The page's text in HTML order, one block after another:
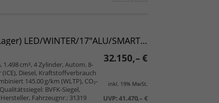
Verso TEAMPLAYER L2 1.5 D-4D 96 kW AT 7-Sitzer (Lager) LED/WINTER/17"ALU/SMART/PRIVACY/2ZK/5JGARANTIE/UVM.
32.150,– €
inkl. 19% MwSt.
UVP:41.470,– €
1.498 cm³, 4 Zylinder, Autom. 8-
Diesel, Kraftstoffverbrauch
145.00 g/km (WLTP), CO₂-
BVFK-Siegel,
Fahrzeugnr.: 31319